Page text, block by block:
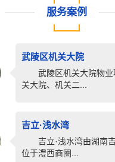
服务案例
武陵区机关大院
武陵区机关大院物业
关大院、机关二...
吉立·浅水湾
吉立·浅水湾由湖南吉
位于澧西商圈...